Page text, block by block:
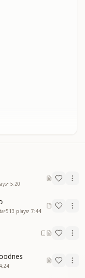
• 5:20
•513 plays• 7:44